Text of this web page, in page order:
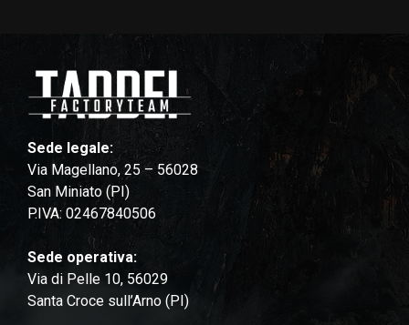
Sede legale:
Via Magellano, 25 – 56028
San Miniato (PI)
P.IVA: 02467840506
Sede operativa:
Via di Pelle 10, 56029
Santa Croce sull’Arno (PI)